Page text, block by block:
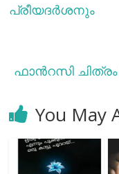
പ്രീയദര്‍ശനും
ഫാന്‍റസി ചിത്രം
You May